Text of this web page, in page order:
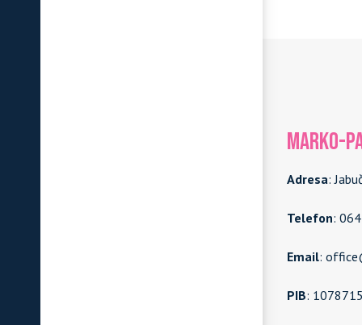
MARKO-
Adresa:
Telefon:
Email:
PIB: